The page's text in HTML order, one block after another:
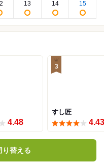
13 14 15
4.48
3
すし匠
4.43
り替える